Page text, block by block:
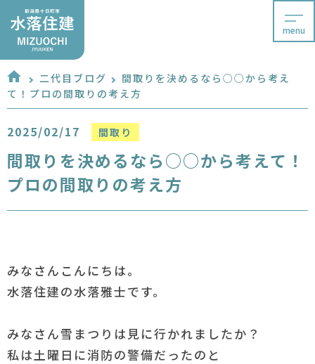
menu
二代目ブログ
間取りを決めるなら○○から考え
て！プロの間取りの考え方
2025/02/17 間取り
間取りを決めるなら○○から考えて！
プロの間取りの考え方
みなさんこんにちは。
水落住建の水落雅士です。
みなさん雪まつりは見に行かれましたか？
私は土曜日に消防の警備だったのと